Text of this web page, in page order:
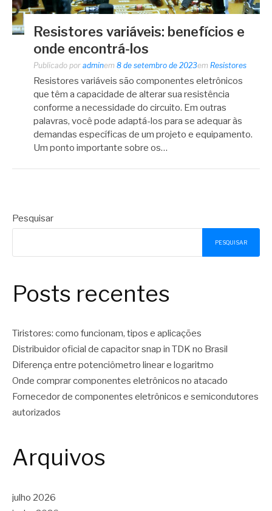
Resistores variáveis: benefícios e
onde encontrá-los
Publicado por adminem 8 de setembro de 2023em Resistores
Resistores variáveis são componentes eletrônicos
que têm a capacidade de alterar sua resistência
conforme a necessidade do circuito. Em outras
palavras, você pode adaptá-los para se adequar às
demandas específicas de um projeto e equipamento.
Um ponto importante sobre os…
Pesquisar
PESQUISAR
Posts recentes
Tiristores: como funcionam, tipos e aplicações
Distribuidor oficial de capacitor snap in TDK no Brasil
Diferença entre potenciômetro linear e logaritmo
Onde comprar componentes eletrônicos no atacado
Fornecedor de componentes eletrônicos e semicondutores
autorizados
Arquivos
julho 2026